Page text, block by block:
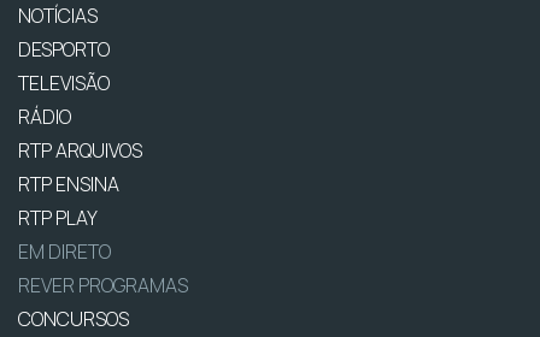
NOTÍCIAS
DESPORTO
TELEVISÃO
RÁDIO
RTP ARQUIVOS
RTP ENSINA
RTP PLAY
EM DIRETO
REVER PROGRAMAS
CONCURSOS